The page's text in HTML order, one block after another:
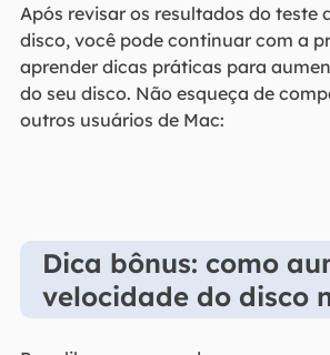
Após revisar os resultados do teste
disco, você pode continuar com a
aprender dicas práticas para
do seu disco. Não esqueça de
outros usuários de Mac:
Dica bônus: como
velocidade do disco